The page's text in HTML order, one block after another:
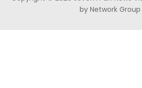
by Network Group